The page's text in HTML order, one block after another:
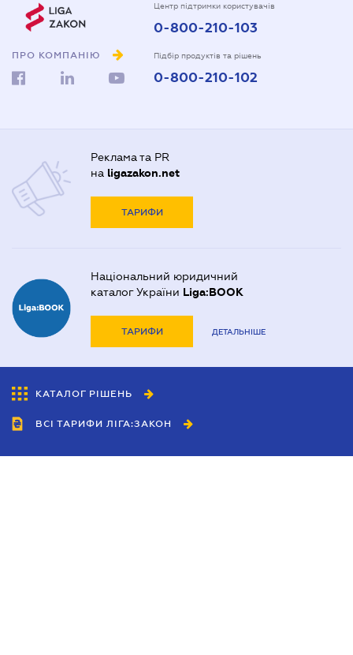
ПРО КОМПАНІЮ
Центр підтримки користувачів
0-800-210-103
Підбір продуктів та рішень
0-800-210-102
Реклама та PR
на ligazakon.net
ТАРИФИ
Національний юридичний
каталог України Liga:BOOK
ТАРИФИ ДЕТАЛЬНІШЕ
КАТАЛОГ РІШЕНЬ
ВСІ ТАРИФИ ЛІГА:ЗАКОН